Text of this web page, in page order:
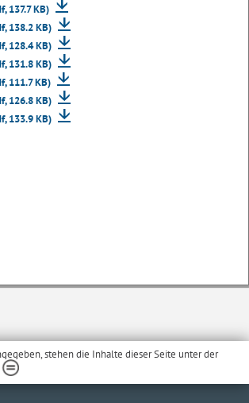
137.7 KB)
138.2 KB)
128.4 KB)
131.8 KB)
111.7 KB)
126.8 KB)
133.9 KB)
stehen die Inhalte dieser Seite unter der